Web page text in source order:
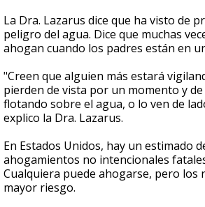
La Dra. Lazarus dice que ha visto de
peligro del agua. Dice que muchas
ahogan cuando los padres están en
"Creen que alguien más estará
pierden de vista por un momento y
flotando sobre el agua, o lo ven de
explico la Dra. Lazarus.
En Estados Unidos, hay un estimado
ahogamientos no intencionales
Cualquiera puede ahogarse, pero los
mayor riesgo.